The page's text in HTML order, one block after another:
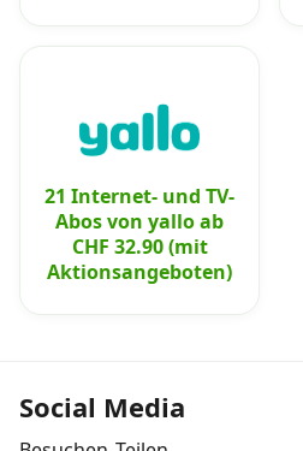
21 Internet- und TV-
Abos von yallo ab
CHF 32.90 (mit
Aktionsangeboten)
Social Media